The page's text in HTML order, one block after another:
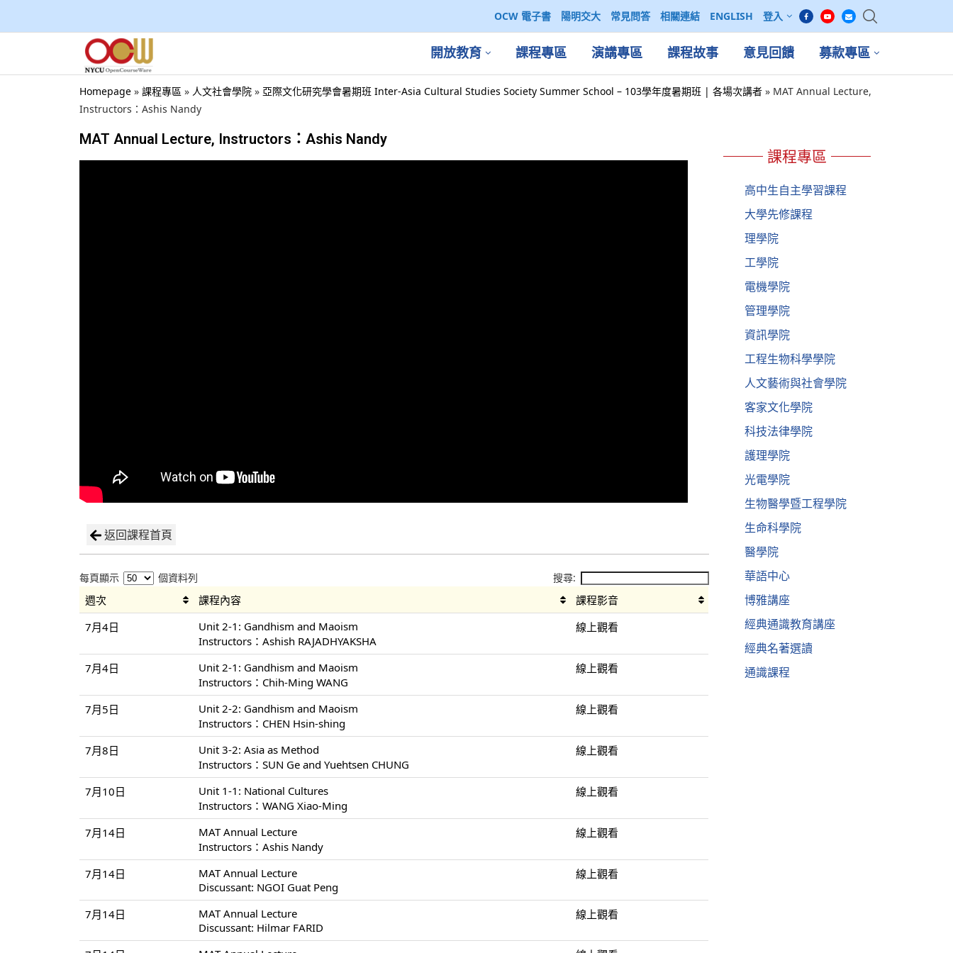
OCW 電子書 陽明交大 常見問答 相關連結 ENGLISH 登入
開放教育 課程專區 演講專區 課程故事 意見回饋 募款專區
Homepage » 課程專區 » 人文社會學院 » 亞際文化研究學會暑期班 Inter-Asia Cultural Studies Society Summer School – 103學年度暑期班 | 各場次講者 » MAT Annual Lecture,
Instructors：Ashis Nandy
MAT Annual Lecture, Instructors：Ashis Nandy
返回課程首頁
每頁顯示 個資料列 搜尋:
週次 課程內容
課程影音
7月4日
Unit 2-1: Gandhism and Maoism
Instructors：Ashish RAJADHYAKSHA
線上觀看
7月4日
Unit 2-1: Gandhism and Maoism
Instructors：Chih-Ming WANG
線上觀看
7月5日
Unit 2-2: Gandhism and Maoism
Instructors：CHEN Hsin-shing
線上觀看
7月8日
Unit 3-2: Asia as Method
Instructors：SUN Ge and Yuehtsen CHUNG
線上觀看
7月10日
Unit 1-1: National Cultures
Instructors：WANG Xiao-Ming
線上觀看
7月14日
MAT Annual Lecture
Instructors：Ashis Nandy
線上觀看
7月14日
MAT Annual Lecture
Discussant: NGOI Guat Peng
線上觀看
7月14日
MAT Annual Lecture
Discussant: Hilmar FARID
線上觀看
課程專區
高中生自主學習課程
大學先修課程
理學院
工學院
電機學院
管理學院
資訊學院
工程生物科學學院
人文藝術與社會學院
客家文化學院
科技法律學院
護理學院
光電學院
生物醫學暨工程學院
生命科學院
醫學院
華語中心
博雅講座
經典通識教育講座
經典名著選讀
通識課程